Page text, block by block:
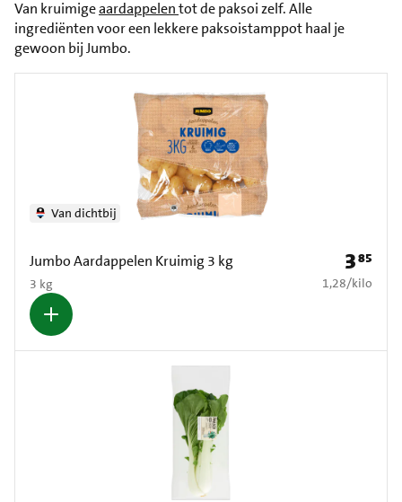
Van kruimigeaardappelentot de paksoi zelf. Alle
ingrediënten voor een lekkere paksoistamppot haal je
gewoon bij Jumbo.
Jumbo Aardappelen Kruimig 3 kg
3 kg
Van dichtbij
Prijs: €
385
€ 1,28 per kilo
1,28/kilo